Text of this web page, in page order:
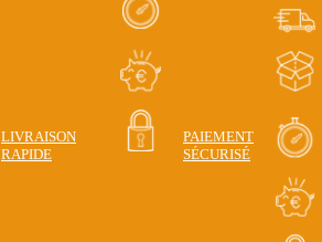
LIVRAISON
RAPIDE
PAIEMENT
SÉCURISÉ